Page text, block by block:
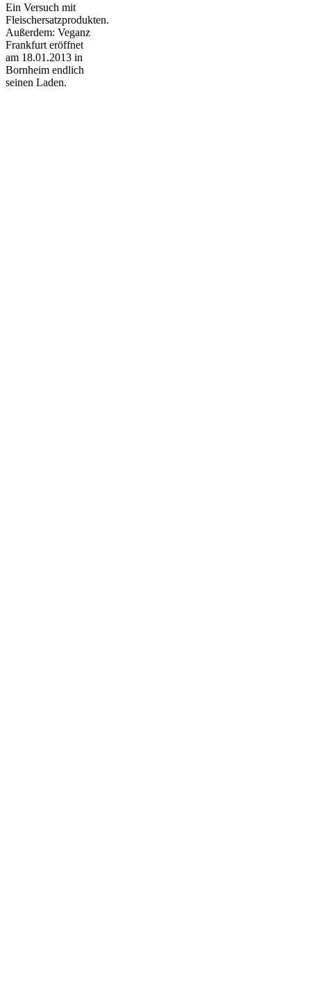
Ein Versuch mit
Fleischersatzprodukten.
Außerdem: Veganz
Frankfurt eröffnet
am 18.01.2013 in
Bornheim endlich
seinen Laden.